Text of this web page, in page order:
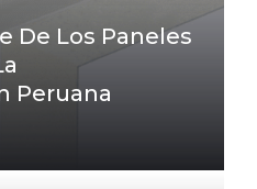
De Los Paneles
Peruana